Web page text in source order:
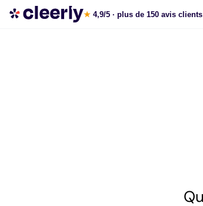
Souscrire aux meilleures SCPI en ligne
★ 4,9/5 · plus de 150 avis clients